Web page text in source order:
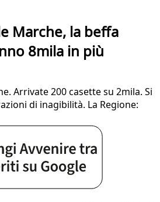
Marche, la beffa
8mila in più
Arrivate 200 casette su 2mila. Si
di inagibilità. La Regione: